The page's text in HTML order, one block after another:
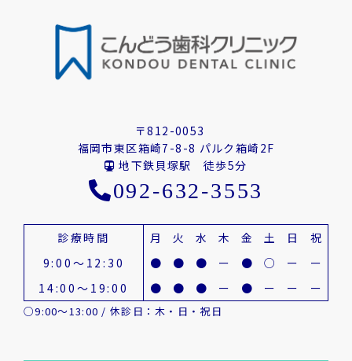
〒812-0053
福岡市東区箱崎7-8-8 パルク箱崎2F
地下鉄貝塚駅 徒歩5分
092-632-3553
診療時間 月 火 水 木 金 土 日
祝
9:00～12:30
● ● ● ー ● ○ ー
ー
14:00～19:00
● ● ● ー ● ー ー ー
○9:00～13:00 / 休診日：木・日・祝日